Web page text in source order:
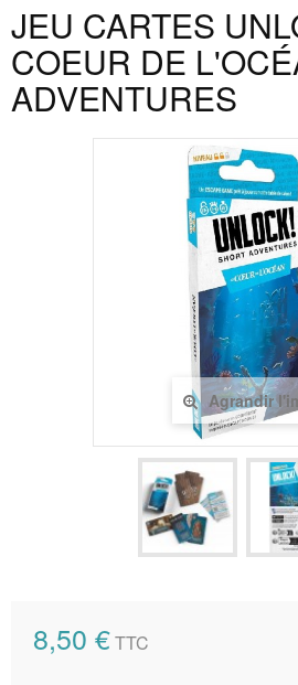
JEU CARTES
COEUR DE
ADVENTURES
Agrandir
8,50 €TTC